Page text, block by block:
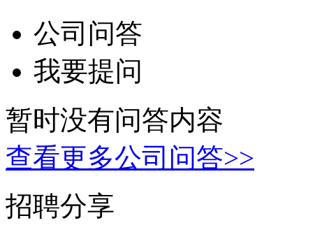
公司问答
我要提问
暂时没有问答内容
查看更多公司问答>>
招聘分享